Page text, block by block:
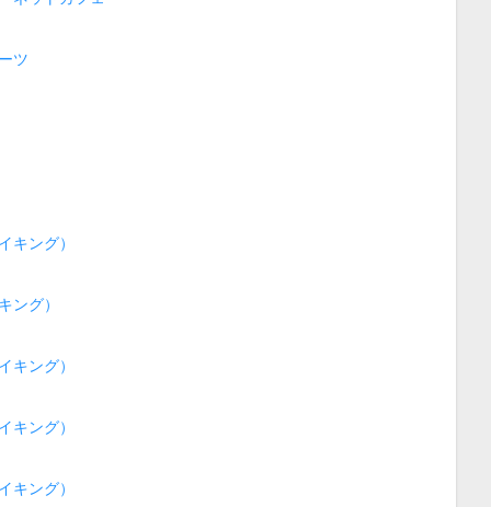
ツ
キング）
ング）
キング）
キング）
キング）